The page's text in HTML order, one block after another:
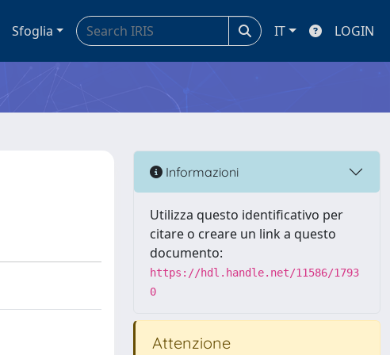
Sfoglia IT LOGIN
Informazioni
Utilizza questo identificativo per
citare o creare un link a questo
documento:
https://hdl.handle.net/11586/1793
0
Attenzione